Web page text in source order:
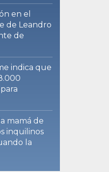
en el
de Leandro
de
indica que
mamá de
inquilinos
la